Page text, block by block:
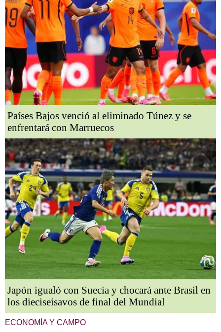
Países Bajos venció al eliminado Túnez y se
enfrentará con Marruecos
Japón igualó con Suecia y chocará ante Brasil en
los dieciseisavos de final del Mundial
ECONOMÍA Y CAMPO